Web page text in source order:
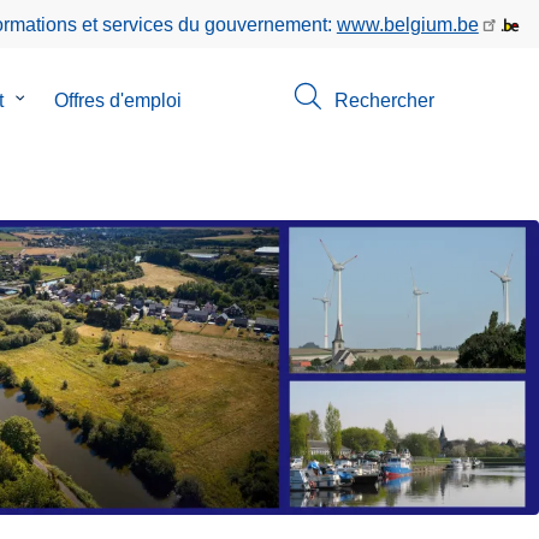
et services du gouvernement: www.belgium.be
le
Contact
Offres d'emploi Rechercher